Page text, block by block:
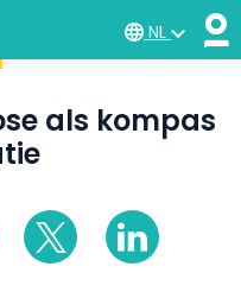
NL
als kompas